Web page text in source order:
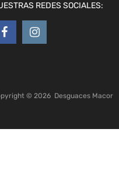
REDES SOCIALES:
© 2026 Desguaces Macor